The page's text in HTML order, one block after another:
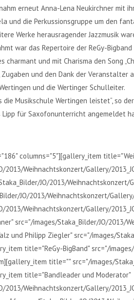
erneut Anna-Lena Neukirchner mit
und die Perkussionsgruppe um den
Werke herausragender Jazzmusik
war das Repertoire der ReGy-
charmant und mit Charisma den Song
und den Dank der
und die Wertinger Schulleiter.
die Musikschule Wertingen leistet“, so
für Saxofonunterricht angemeldet
columns="5"][gallery_item
2013/Weihnachtskonzert/Gallery/
JO/2013/
JO/2013/Weihnachtskonzert/
2013/Weihnachtskonzert/Gallery/
src="/images/Staka_Bilder/JO/
und Philipp Ziegler" src="/images/
title="ReGy-BigBand" src="/
title="" src="/images/
title="Bandleader und Moderator"
2013/Weihnachtskonzert/Gallery/